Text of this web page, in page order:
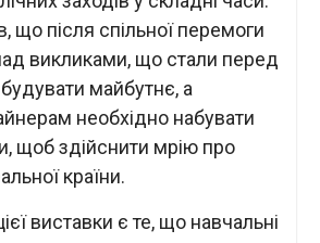
що після спільної перемоги
викликами, що стали перед
майбутнє, а
необхідно набувати
щоб здійснити мрію про
країни.
виставки є те, що навчальні